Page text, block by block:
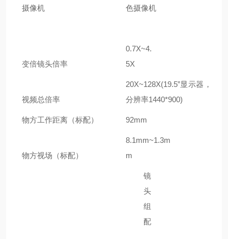
摄像机 色摄像机
变倍镜头倍率
0.7X~4.
5X
视频总倍率
20X~128X(19.5”显示器，
分辨率1440*900)
物方工作距离（标配） 92mm
物方视场（标配）
8.1mm~1.3m
m
镜
头
组
配